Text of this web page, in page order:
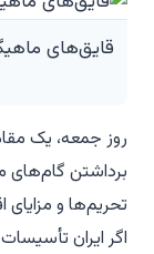
قایق‌های
روز جمعه، یک
برداشتن گام‌های
تحریم‌ها و
اگر ایران